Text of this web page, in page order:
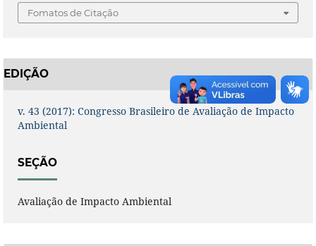
Fomatos de Citação
EDIÇÃO
v. 43 (2017): Congresso Brasileiro de Avaliação de Impacto
Ambiental
SEÇÃO
Avaliação de Impacto Ambiental